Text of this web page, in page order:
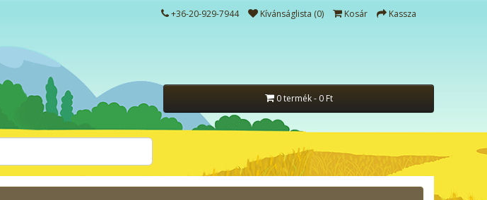
+36-20-929-7944 Kívánságlista (0) Kosár Kassza
0 termék - 0 Ft